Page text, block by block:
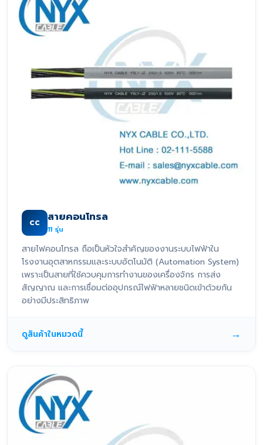
CC สายคอนโทรล
11 รุ่น
สายไฟคอนโทรล ถือเป็นหัวใจสำคัญของงานระบบไฟฟ้าใน
โรงงานอุตสาหกรรมและระบบอัตโนมัติ (Automation System)
เพราะเป็นสายที่ใช้ควบคุมการทำงานของเครื่องจักร การส่ง
สัญญาณ และการเชื่อมต่ออุปกรณ์ไฟฟ้าหลายชนิดเข้าด้วยกัน
อย่างมีประสิทธิภาพ
ดูสินค้าในหมวดนี้ →